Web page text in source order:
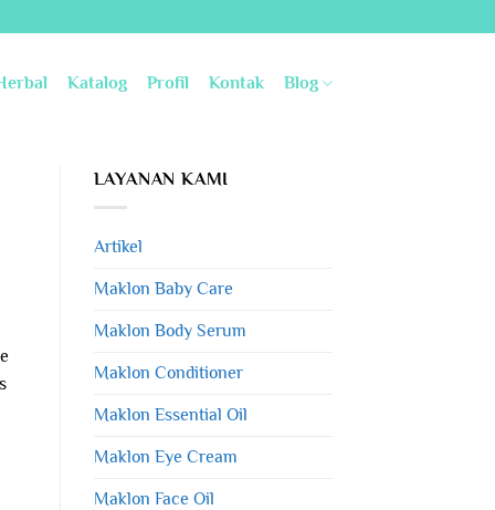
Katalog Profil Kontak Blog
LAYANAN KAMI
Artikel
Maklon Baby Care
Maklon Body Serum
Maklon Conditioner
Maklon Essential Oil
Maklon Eye Cream
Maklon Face Oil